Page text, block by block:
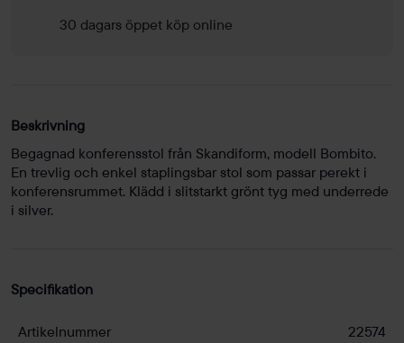
30 dagars öppet köp online
Beskrivning
Begagnad konferensstol från Skandiform, modell Bombito.
En trevlig och enkel staplingsbar stol som passar perekt i
konferensrummet. Klädd i slitstarkt grönt tyg med underrede
i silver.
Specifikation
Artikelnummer
22574